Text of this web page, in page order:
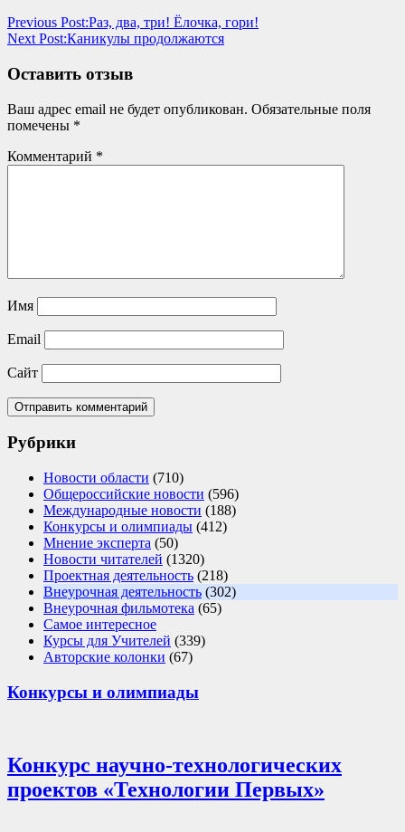
Previous Post:Раз, два, три! Ёлочка, гори!
Next Post:Каникулы продолжаются
Оставить отзыв
Ваш адрес email не будет опубликован. Обязательные поля
помечены *
Комментарий *
Имя
Email
Сайт
Рубрики
Новости области (710)
Общероссийские новости (596)
Международные новости (188)
Конкурсы и олимпиады (412)
Мнение эксперта (50)
Новости читателей (1320)
Проектная деятельность (218)
Внеурочная деятельность (302)
Внеурочная фильмотека (65)
Самое интересное
Курсы для Учителей (339)
Авторские колонки (67)
Конкурсы и олимпиады
Конкурс научно-технологических
проектов «Технологии Первых»